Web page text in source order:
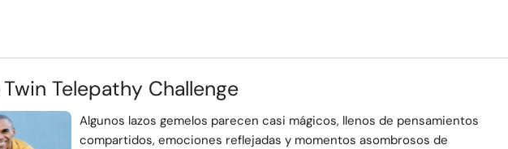
Telepathy Challenge
Algunos lazos gemelos parecen casi mágicos, llenos de pensamientos
compartidos, emociones reflejadas y momentos asombrosos de